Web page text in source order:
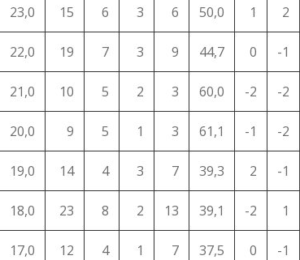
23,0 15 6 3 6 50,0 1 2
22,0 19 7 3 9 44,7 0 -1
21,0 10 5 2 3 60,0 -2 -2
20,0 9 5 1 3 61,1 -1 -2
19,0 14 4 3 7 39,3 2 -1
18,0 23 8 2 13 39,1 -2 1
17,0 12 4 1 7 37,5 0 -1